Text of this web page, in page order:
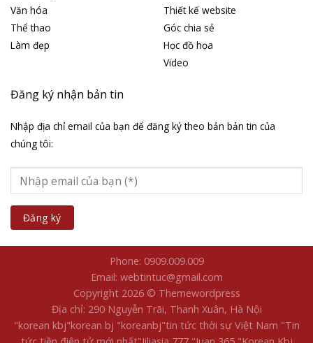
Văn hóa
Thể thao
Làm đẹp
Thiết kế website
Góc chia sẻ
Học đồ họa
Video
Đăng ký nhận bản tin
Nhập địa chỉ email của bạn để đăng ký theo bản bản tin của
chúng tôi:
Phone: 0909.009.009
Email: webtintuc@gmail.com
Copyright 2026 © Themewordpress
Địa chỉ: 290 Nguyễn Trãi, Thanh Xuân, Hà Nội
"korean kbj​"korean bj "koreanbj​"tin tức thời sự Việt Nam "Tin